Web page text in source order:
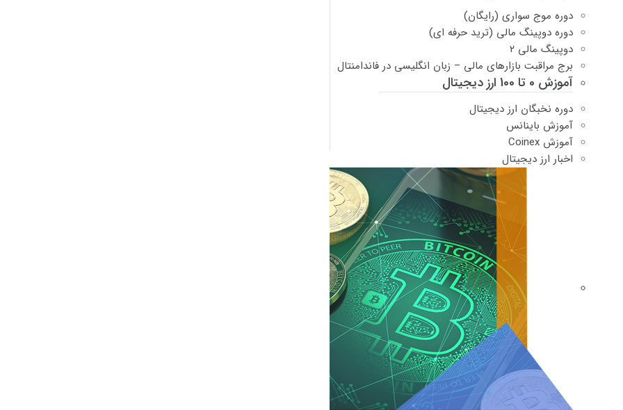
دوره موج سواری (رایگان)
دوره دوپینگ مالی (ترید حرفه ای)
دوپینگ مالی ۲
برج مراقبت بازارهای مالی – زبان انگلیسی در فاندامنتال
آموزش 0 تا 100 ارز دیجیتال
دوره نخبگان ارز دیجیتال
آموزش باینانس
آموزش Coinex
اخبار ارز دیجیتال